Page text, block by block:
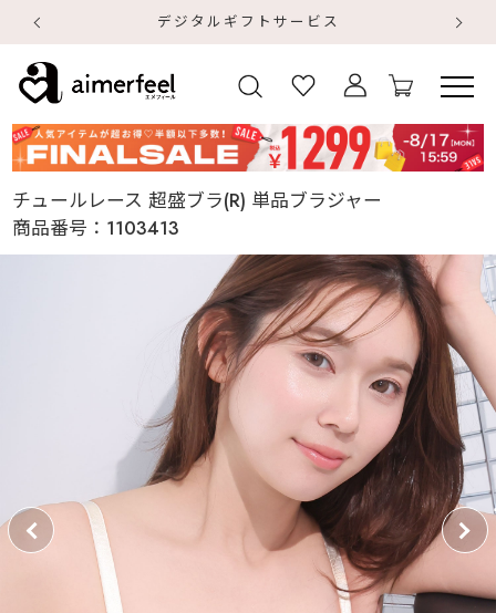
デジタルギフトサービス
チュールレース 超盛ブラ(R) 単品ブラジャー
商品番号： 1103413